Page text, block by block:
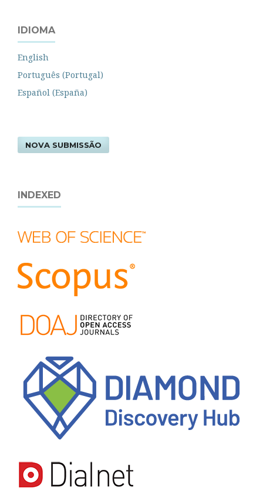
IDIOMA
English
Português (Portugal)
Español (España)
NOVA SUBMISSÃO
INDEXED